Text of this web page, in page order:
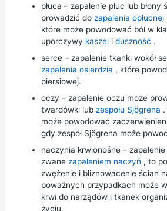
płuca – zapalenie płuc lub błony
prowadzić do zapalenia opłucnej
które może powodować ból w
uporczywy kaszeli duszność .
serce – zapalenie tkanki wokół
zapalenia osierdzia , które
piersiowej.
oczy – zapalenie oczu może
twardówki lub zespołu Sjögrena
może powodować
gdy zespół Sjögrena może
naczynia krwionośne –
zwane zapaleniem naczyń , to
zwężenie i bliznowacenie ścian
poważnych przypadkach może
krwi do narządów i tkanek
życiu.